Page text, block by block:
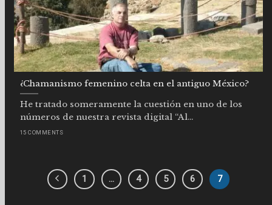
¿Chamanismo femenino celta en el antiguo México?
He tratado someramente la cuestión en uno de los
números de nuestra revista digital “Al...
15 COMMENTS
1 … 4 5 6 7